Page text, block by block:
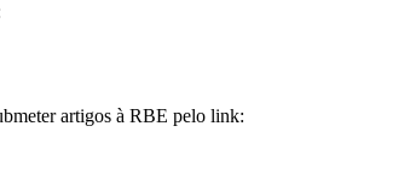
artigos à RBE pelo link: